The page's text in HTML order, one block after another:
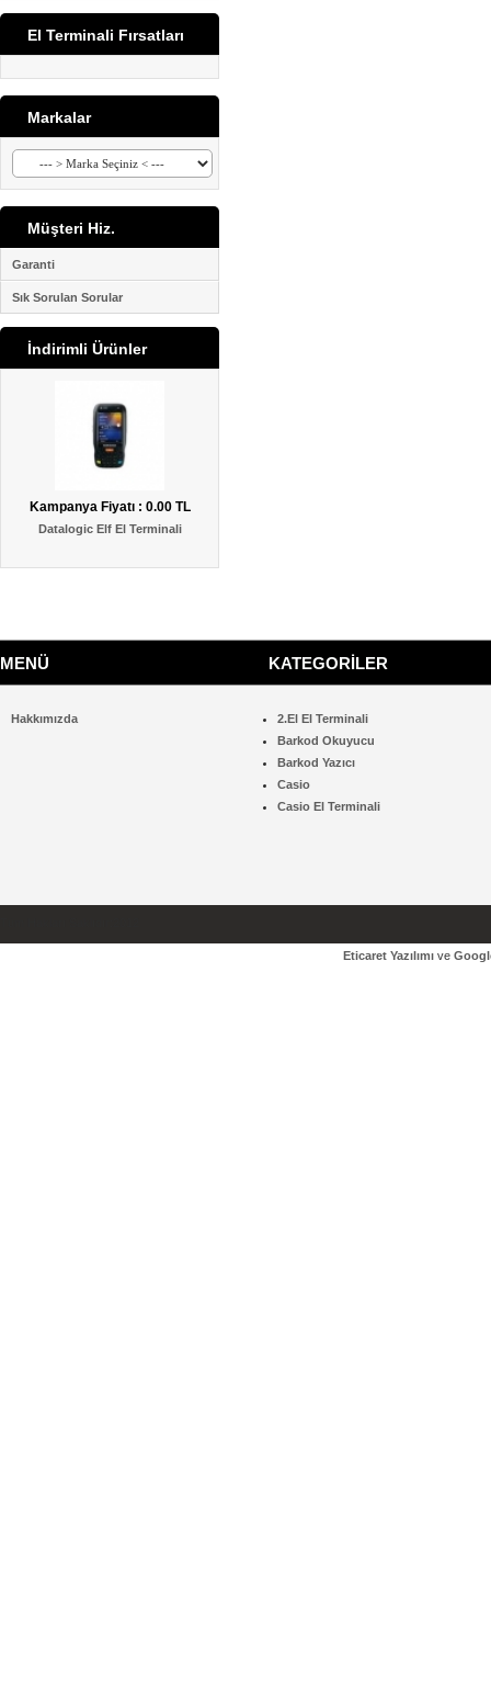
El Terminali Fırsatları
Markalar
Müşteri Hiz.
Garanti
Sık Sorulan Sorular
İndirimli Ürünler
Kampanya Fiyatı : 0.00 TL
Datalogic Elf El Terminali
MENÜ KATEGORİLER
Hakkımızda
2.El El Terminali
Barkod Okuyucu
Barkod Yazıcı
Casio
Casio El Terminali
Eticaret Yazılımı ve